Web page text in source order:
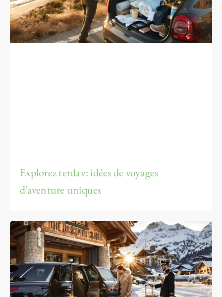
Explorez terdav: idées de voyages
d’aventure uniques